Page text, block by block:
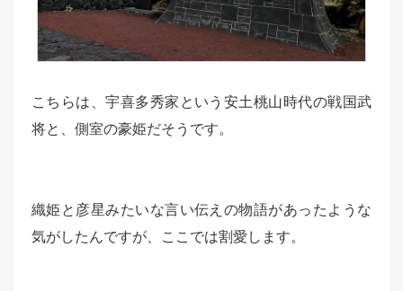
こちらは、宇喜多秀家という安土桃山時代の戦国武
将と、側室の豪姫だそうです。
織姫と彦星みたいな言い伝えの物語があったような
気がしたんですが、ここでは割愛します。